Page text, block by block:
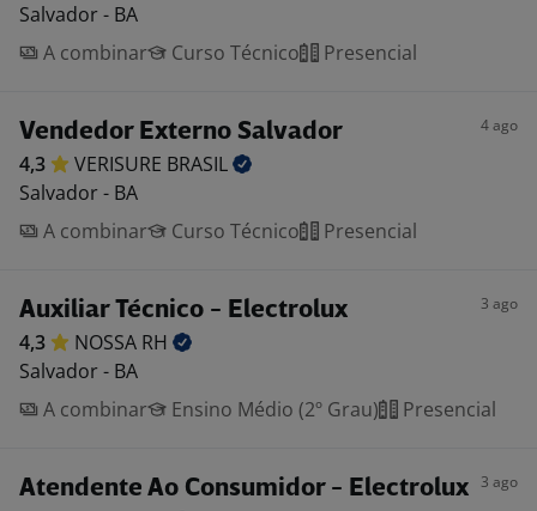
Salvador - BA
A combinar
Curso Técnico Presencial
Vendedor Externo Salvador 4 ago
4,3 VERISURE BRASIL
Salvador - BA
A combinar
Curso Técnico Presencial
Auxiliar Técnico - Electrolux 3 ago
4,3 NOSSA RH
Salvador - BA
A combinar
Ensino Médio (2º Grau) Presencial
Atendente Ao Consumidor - Electrolux 3 ago